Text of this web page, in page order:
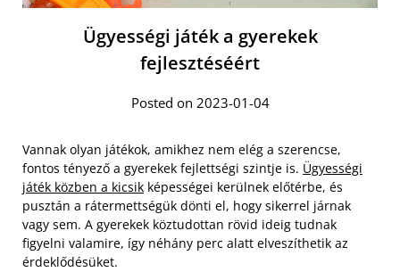
Ügyességi játék a gyerekek
fejlesztéséért
Posted on 2023-01-04
Vannak olyan játékok, amikhez nem elég a szerencse,
fontos tényező a gyerekek fejlettségi szintje is. Ügyességi
játék közben a kicsik képességei kerülnek előtérbe, és
pusztán a rátermettségük dönti el, hogy sikerrel járnak
vagy sem. A gyerekek köztudottan rövid ideig tudnak
figyelni valamire, így néhány perc alatt elveszíthetik az
érdeklődésüket.